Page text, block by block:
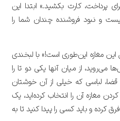
پرداخت، کارت بکشید.» ابتدا این
و نبود فروشنده چندان شما را
مغازه این‌طوری است!» با لبخندی
می‌روید، از میان آنها یکی دو تا را
قضا، لباسی که خیلی از آن خوشتان
مغازه آن را انتخاب کرده‌اید، یک
کرده و باید کسی را پیدا کنید تا به